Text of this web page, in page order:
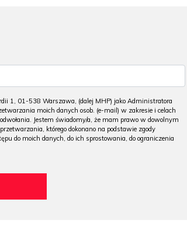
1, 01-538 Warszawa, (dalej MHP) jako Administratora
moich danych osob. (e-mail) w zakresie i celach
Jestem świadomy/a, że mam prawo w dowolnym
którego dokonano na podstawie zgody
do moich danych, do ich sprostowania, do ograniczenia